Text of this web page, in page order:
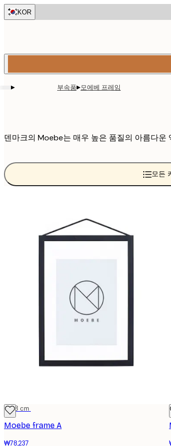
Skip
to
KOR
▸ 부속품▸모에베 프레임
덴마크의 Moebe는 매우 높은 품질의 아름다운
모든
13x18 cm
Moebe frame A
₩78,237